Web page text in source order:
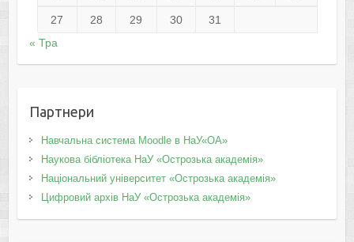
27 28 29 30
31
« Тра
Партнери
Навчальна система Moodle в НаУ«ОА»
Наукова бібліотека НаУ «Острозька академія»
Національний університет «Острозька академія»
Цифровий архів НаУ «Острозька академія»